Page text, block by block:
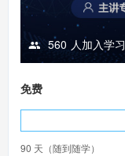
560 人加入学习
免费
90 天（随到随学）